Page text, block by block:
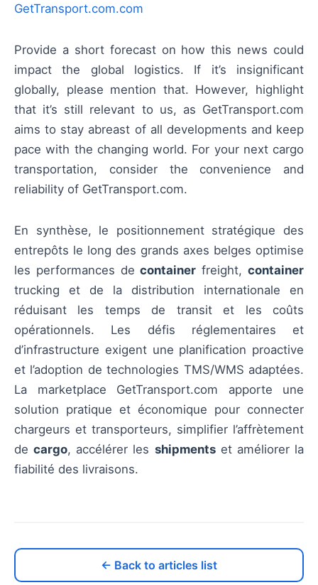
GetTransport.com.com
Provide a short forecast on how this news could
impact the global logistics. If it’s insignificant
globally, please mention that. However, highlight
that it’s still relevant to us, as GetTransport.com
aims to stay abreast of all developments and keep
pace with the changing world. For your next cargo
transportation, consider the convenience and
reliability of GetTransport.com.
En synthèse, le positionnement stratégique des
entrepôts le long des grands axes belges optimise
les performances decontainer freight,container
trucking et de la distribution internationale en
réduisant les temps de transit et les coûts
opérationnels. Les défis réglementaires et
d’infrastructure exigent une planification proactive
et l’adoption de technologies TMS/WMS adaptées.
La marketplace GetTransport.com apporte une
solution pratique et économique pour connecter
chargeurs et transporteurs, simplifier l’affrètement
decargo, accélérer les shipmentset améliorer la
fiabilité des livraisons.
← Back to articles list